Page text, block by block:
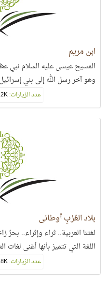
ابن مريم
المسيح عيسى عليه السلام نبي
وهو آخر رسل الله إلى بني
عدد الزيارات:17.2K
بلاد العُرْبِ أوطاني
لغتنا العربية.. ثراء وإثراء..
اللغة التي تتميز بأنها أغنى لغات
عدد الزيارات:32.8K